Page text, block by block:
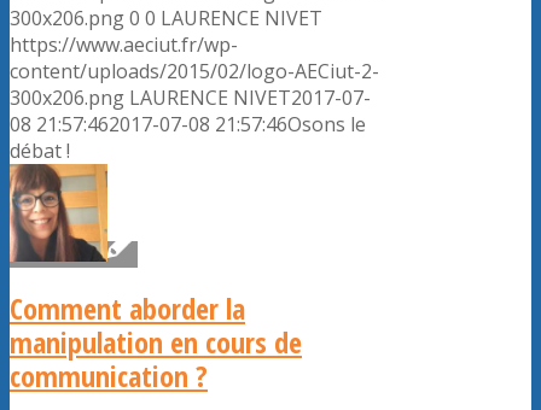
300x206.png0 0 LAURENCE NIVET
https://www.aeciut.fr/wp-
content/uploads/2015/02/logo-AECiut-2-
300x206.png LAURENCE NIVET2017-07-
08 21:57:462017-07-08 21:57:46Osons le
débat !
Comment aborder la
manipulation en cours de
communication ?